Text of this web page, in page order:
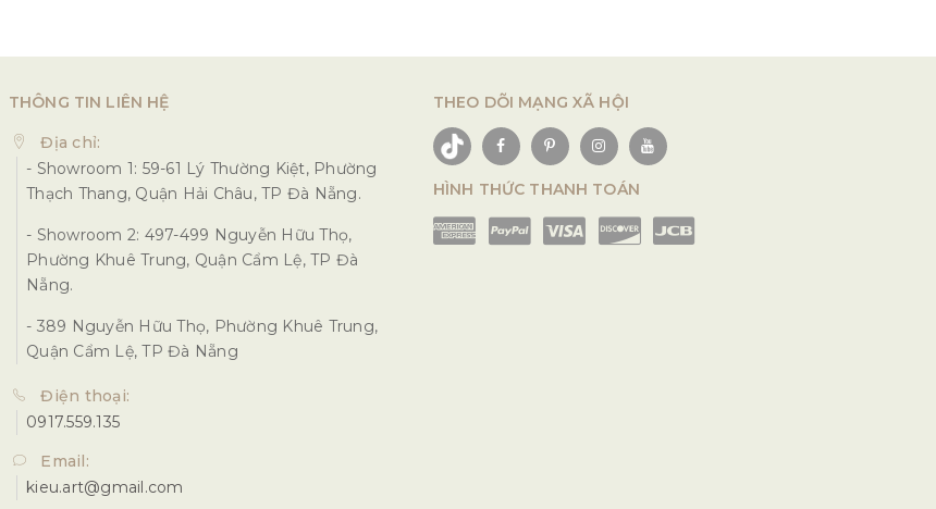
THÔNG TIN LIÊN HỆ
Địa chỉ:
- Showroom 1: 59-61 Lý Thường Kiệt, Phường
Thạch Thang, Quận Hải Châu, TP Đà Nẵng.
- Showroom 2: 497-499 Nguyễn Hữu Thọ,
Phường Khuê Trung, Quận Cẩm Lệ, TP Đà
Nẵng.
- 389 Nguyễn Hữu Thọ, Phường Khuê Trung,
Quận Cẩm Lệ, TP Đà Nẵng
Điện thoại:
0917.559.135
Email:
kieu.art@gmail.com
THEO DÕI MẠNG XÃ HỘI
HÌNH THỨC THANH TOÁN